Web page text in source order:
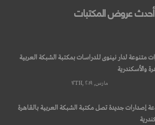
أحدث عروض المكتبات
متنوعة لدار نينوى للدراسات بمكتبة الشبكة العربية
والأسكندرية
مارس, ۱۲TH, ۲۰۱۹
إصدارات جديدة تصل مكتبة الشبكة العربية بالقاهرة